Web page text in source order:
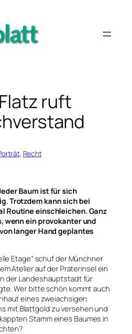
ruft
, Recht
Baum ist für sich
Trotzdem kann sich bei
Routine einschleichen. Ganz
wenn ein provokanter und
langer Hand geplantes
Etage“ schuf der Münchner
Atelier auf der Praterinsel ein
der Landeshauptstadt für
Wer bitte schön kommt auch
eines zweiachsigen
mit Blattgold zu versehen und
Stamm eines Baumes in